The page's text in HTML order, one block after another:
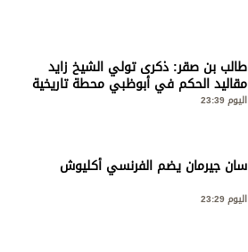
طالب بن صقر: ذكرى تولي الشيخ زايد
مقاليد الحكم في أبوظبي محطة تاريخية
ملهمة
اليوم 23:39
سان جيرمان يضم الفرنسي أكليوش
اليوم 23:29